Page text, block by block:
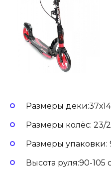
Размеры
Размеры колёс: 23/
Размеры упаковки:
Высота руля:90-105